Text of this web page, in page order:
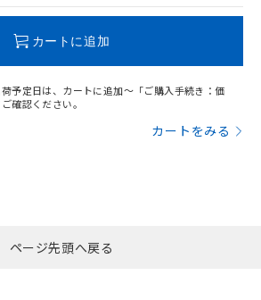
カートに追加
予定日は、カートに追加～「ご購入手続き：価
確認ください。
カートをみる
ページ先頭へ戻る